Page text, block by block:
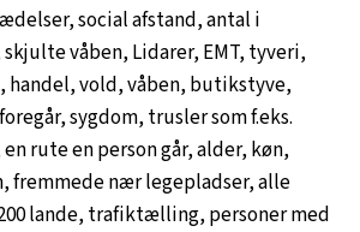
social afstand, antal i
våben, Lidarer, EMT, tyveri,
vold, våben, butikstyve,
sygdom, trusler som f.eks.
rute en person går, alder, køn,
fremmede nær legepladser, alle
lande, trafiktælling, personer med